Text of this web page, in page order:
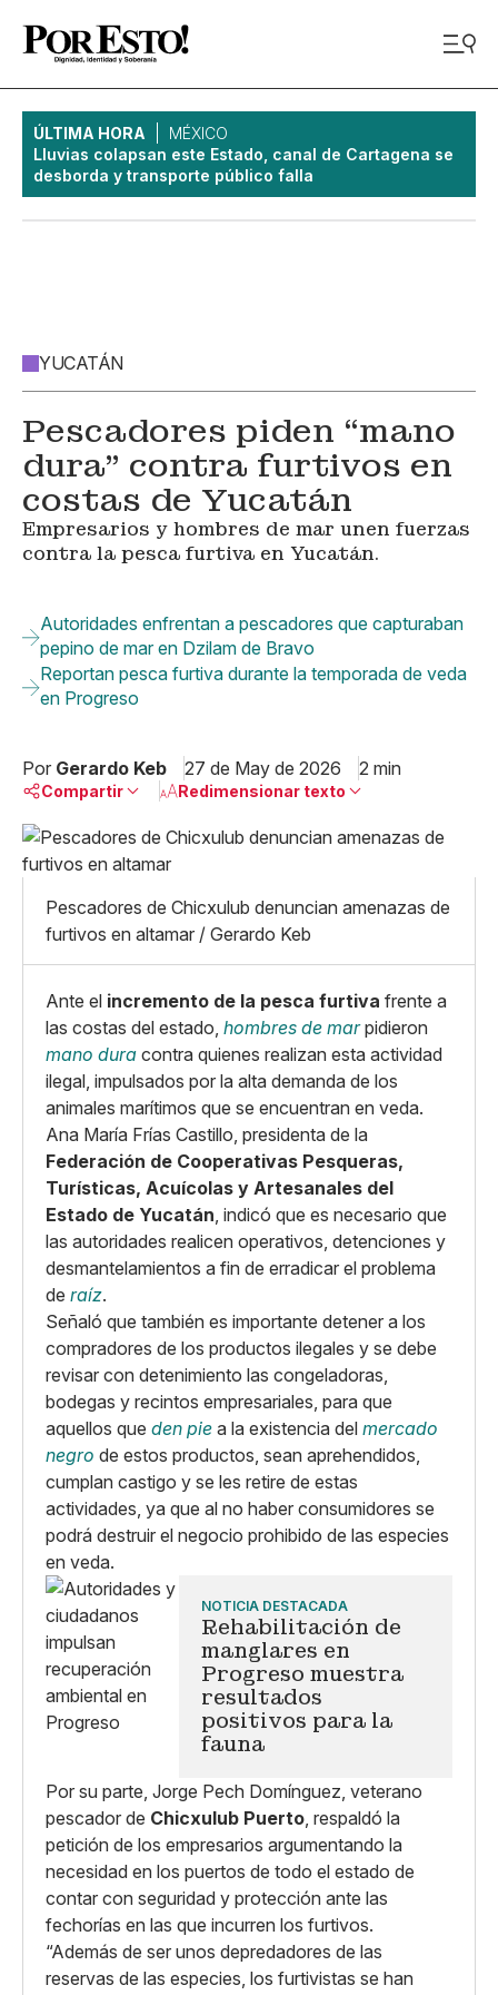
ÚLTIMA HORA
MÉXICO
Lluvias colapsan este Estado, canal de Cartagena se
desborda y transporte público falla
YUCATÁN
Pescadores piden “mano
dura” contra furtivos en
costas de Yucatán
Empresarios y hombres de mar unen fuerzas
contra la pesca furtiva en Yucatán.
Autoridades enfrentan a pescadores que capturaban
pepino de mar en Dzilam de Bravo
Reportan pesca furtiva durante la temporada de veda
en Progreso
Por Gerardo Keb 27 de May de 2026 2 min
Compartir
Linkedin
X
Whatsapp
Copiar enlace
Redimensionar texto
Grande
Pescadores de Chicxulub denuncian amenazas de
furtivos en altamar / Gerardo Keb
Ante el incremento de la pesca furtiva frente a
las costas del estado, hombres de marpidieron
mano dura contra quienes realizan esta actividad
ilegal, impulsados por la alta demanda de los
animales marítimos que se encuentran en veda.
Ana María Frías Castillo, presidenta de la
Federación de Cooperativas Pesqueras,
Turísticas, Acuícolas y Artesanales del
Estado de Yucatán, indicó que es necesario que
las autoridades realicen operativos, detenciones y
desmantelamientos a fin de erradicar el problema
de raíz.
Señaló que también es importante detener a los
compradores de los productos ilegales y se debe
revisar con detenimiento las congeladoras,
bodegas y recintos empresariales, para que
aquellos que den pie a la existencia del mercado
negro de estos productos, sean aprehendidos,
cumplan castigo y se les retire de estas
actividades, ya que al no haber consumidores se
podrá destruir el negocio prohibido de las especies
en veda.
NOTICIA DESTACADA
Rehabilitación de
manglares en
Progreso muestra
resultados
positivos para la
fauna
Por su parte, Jorge Pech Domínguez, veterano
pescador de Chicxulub Puerto, respaldó la
petición de los empresarios argumentando la
necesidad en los puertos de todo el estado de
contar con seguridad y protección ante las
fechorías en las que incurren los furtivos.
“Además de ser unos depredadores de las
reservas de las especies, los furtivistas se han